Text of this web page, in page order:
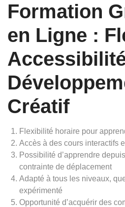
Formation
en Ligne :
Créatif
Flexibilité horaire pour
Accès à des cours interactifs
Possibilité d’apprendre
contrainte de déplacement
Adapté à tous les niveaux,
expérimenté
Opportunité d’acquérir des